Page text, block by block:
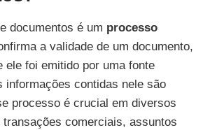
documentos é um processo
a validade de um documento,
ele foi emitido por uma fonte
informações contidas nele são
processo é crucial em diversos
comerciais, assuntos